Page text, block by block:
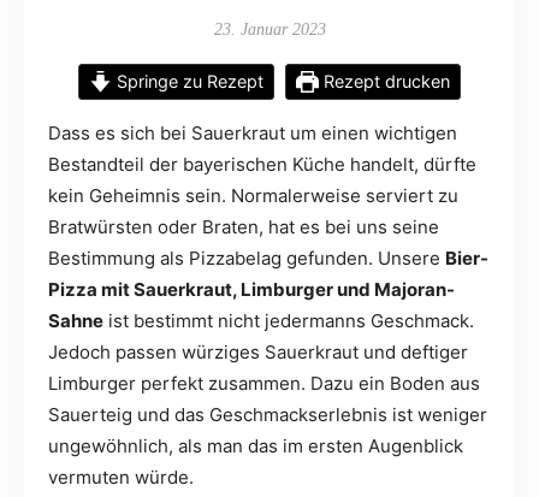
23. Januar 2023
Springe zu Rezept Rezept drucken
Dass es sich bei Sauerkraut um einen wichtigen
Bestandteil der bayerischen Küche handelt, dürfte
kein Geheimnis sein. Normalerweise serviert zu
Bratwürsten oder Braten, hat es bei uns seine
Bestimmung als Pizzabelag gefunden. Unsere Bier-
Pizza mit Sauerkraut, Limburger und Majoran-
Sahne ist bestimmt nicht jedermanns Geschmack.
Jedoch passen würziges Sauerkraut und deftiger
Limburger perfekt zusammen. Dazu ein Boden aus
Sauerteig und das Geschmackserlebnis ist weniger
ungewöhnlich, als man das im ersten Augenblick
vermuten würde.